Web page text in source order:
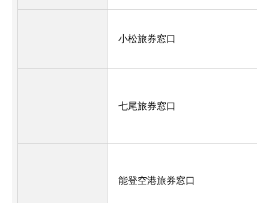
小松旅券窓口
七尾旅券窓口
能登空港旅券窓口